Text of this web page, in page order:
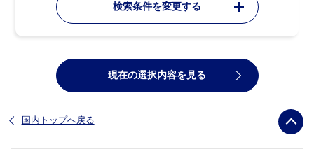
検索条件を変更する
現在の選択内容を見る
国内トップへ戻る